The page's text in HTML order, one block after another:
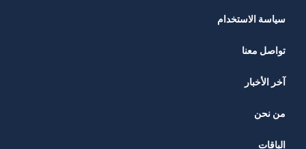
سياسة الاستخدام
تواصل معنا
آخر الأخبار
من نحن
الباقات